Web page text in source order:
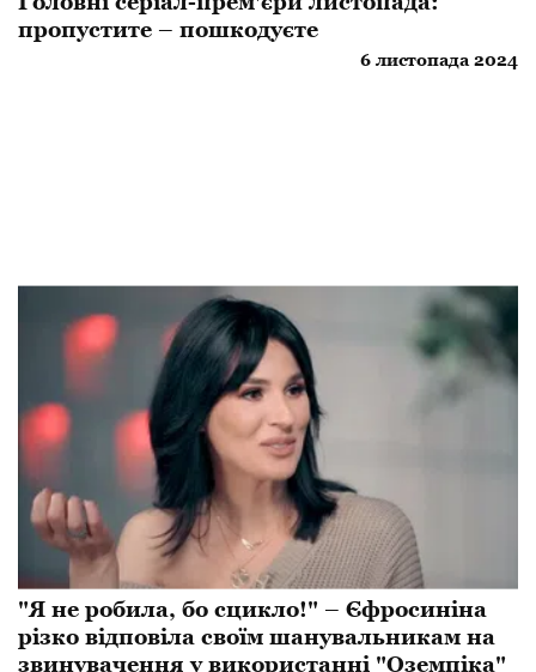
пропустите – пошкодуєте
6 листопада 2024
"Я не робила, бо сцикло!" – Єфросиніна
різко відповіла своїм шанувальникам на
звинувачення у використанні "Оземпіка"